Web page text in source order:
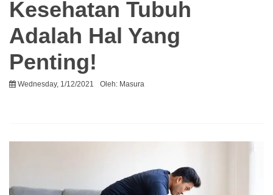
Kesehatan Tubuh
Adalah Hal Yang
Penting!
Wednesday, 1/12/2021 Oleh: Masura